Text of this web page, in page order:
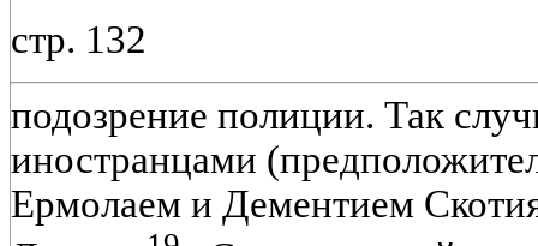
стр. 132
подозрение полиции. Так
иностранцами
Ермолаем и Дементием